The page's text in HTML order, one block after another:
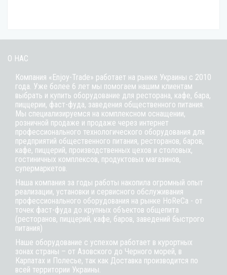
О НАС
Компания «Enjoy-Trade» работает на рынке Украины с 2010
года. Уже более 6 лет мы помогаем нашим клиентам
выбрать и купить оборудование для ресторана, кафе, бара,
пиццерии, фаст-фуда, заведения общественного питания.
Мы специализируемся на комплексном оснащении,
розничной продаже и продаже через интернет
профессионального технологического оборудования для
предприятий общественного питания, ресторанов, баров,
кафе, пиццерий, производственных цехов и столовых,
гостиничных комплексов, продуктовых магазинов,
супермаркетов.
Наша компания за годы работы накопила огромный опыт
реализации, установки и сервисного обслуживания
профессионального оборудования на рынке HoReCa - от
точек фаст-фуда до крупных объектов общепита
(ресторанов, пиццерий, кафе, баров, заведений быстрого
питания)
Наше оборудование с успехом работает в курортных
зонах страны – от Азовского до Черного морей, в
Карпатах и Полесье, так как Доставка производится по
всей территории Украины.